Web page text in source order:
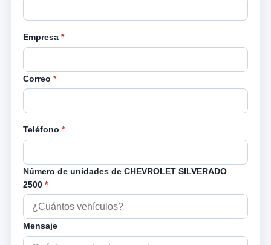
Empresa *
Correo *
Teléfono *
Número de unidades de CHEVROLET SILVERADO
2500 *
Mensaje